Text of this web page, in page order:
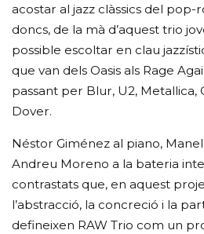
acostar al jazz clàssics del
doncs, de la mà d’aquest trio
possible escoltar en clau
que van dels Oasis als Rage
passant per Blur, U2, Metallica,
Dover.
Néstor Giménez al piano,
Andreu Moreno a la bateria
contrastats que, en aquest
l’abstracció, la concreció i la
defineixen RAW Trio com un